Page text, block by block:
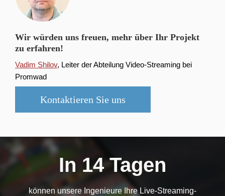
Wir würden uns freuen, mehr über Ihr Projekt
zu erfahren!
Vadim Shilov, Leiter der Abteilung Video-Streaming bei
Promwad
Kontaktieren Sie uns
In 14 Tagen
können unsere Ingenieure Ihre Live-Streaming-